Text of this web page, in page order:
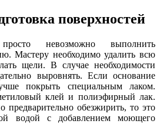
поверхностей
невозможно выполнить
Мастеру необходимо удалить всю
щели. В случае необходимости
выровнять. Если основание
покрыть специальным лаком.
клей и полиэфирный лак.
предварительно обезжирить, то это
водой с добавлением моющего